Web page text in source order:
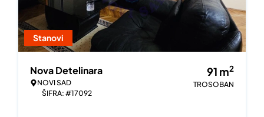
Stanovi
Nova Detelinara
NOVI SAD
ŠIFRA: #17092
91 m2
TROSOBAN